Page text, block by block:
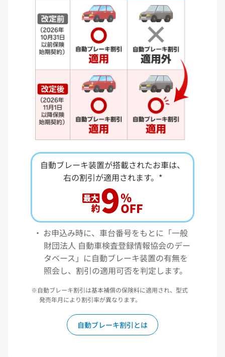
自動ブレーキ装置が搭載されたお車は、
右の割引が適用されます。*
お申込み時に、車台番号をもとに「一般
財団法人 自動車検査登録情報協会のデー
タベース」に自動ブレーキ装置の有無を
照会し、割引の適用可否を判定します。
自動ブレーキ割引は基本補償の保険料に適用され、型式
発売年月により割引率が異なります。
自動ブレーキ割引とは